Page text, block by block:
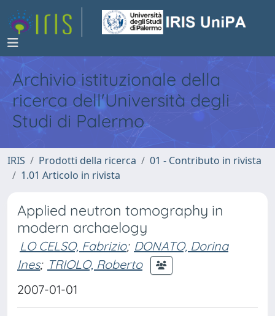
Archivio istituzionale della
ricerca dell'Università degli
Studi di Palermo
IRIS Prodotti della ricerca
01 - Contributo in rivista
1.01 Articolo in rivista
Applied neutron tomography in
modern archaelogy
LO CELSO, Fabrizio; DONATO, Dorina
Ines; TRIOLO, Roberto
2007-01-01